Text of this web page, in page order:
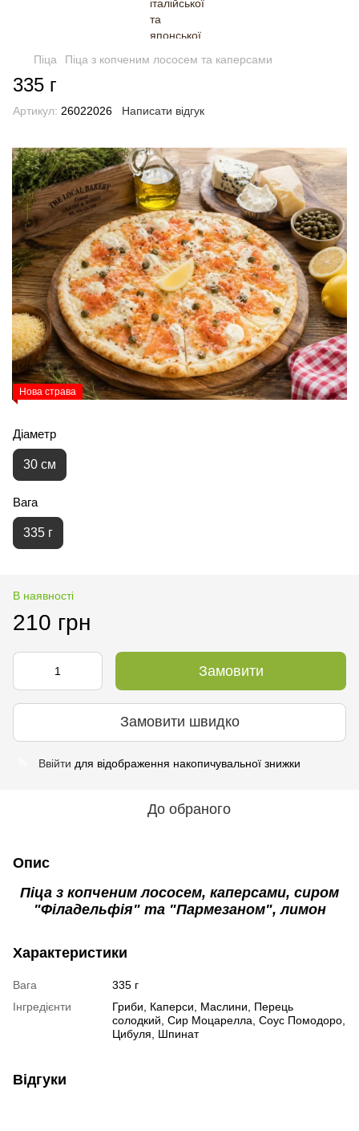
Піца Піца з копченим лососем та каперсами
335 г
Артикул: 26022026 Написати відгук
Нова страва
Діаметр
30 см
Вага
335 г
В наявності
210 грн
Замовити
Замовити швидко
Ввійти для відображення накопичувальної знижки
До обраного
Опис
Піца з копченим лососем, каперсами, сиром
"Філадельфія" та "Пармезаном", лимон
Характеристики
Вага
335 г
Інгредієнти
Гриби, Каперси, Маслини, Перець
солодкий, Сир Моцарелла, Соус Помодоро,
Цибуля, Шпинат
Відгуки